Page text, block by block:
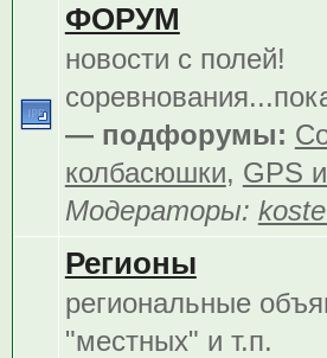
ФОРУМ
новости с полей!
— подфорумы:
колбасюшки, GPS
Модераторы:
Регионы
региональные
"местных" и т.п.